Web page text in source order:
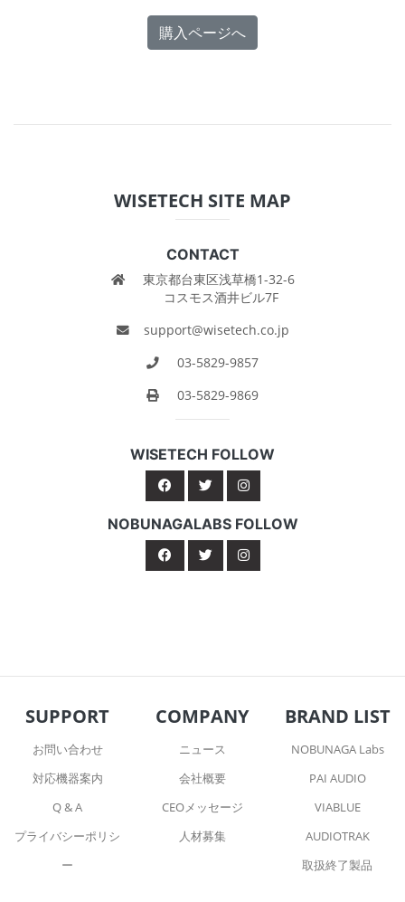
購入ページへ
WISETECH SITE MAP
CONTACT
東京都台東区浅草橋1-32-6
コスモス酒井ビル7F
support@wisetech.co.jp
03-5829-9857
03-5829-9869
WISETECH FOLLOW
NOBUNAGALABS FOLLOW
SUPPORT
お問い合わせ
対応機器案内
Q & A
プライバシーポリシ
ー
COMPANY
ニュース
会社概要
CEOメッセージ
人材募集
BRAND LIST
NOBUNAGA Labs
PAI AUDIO
VIABLUE
AUDIOTRAK
取扱終了製品